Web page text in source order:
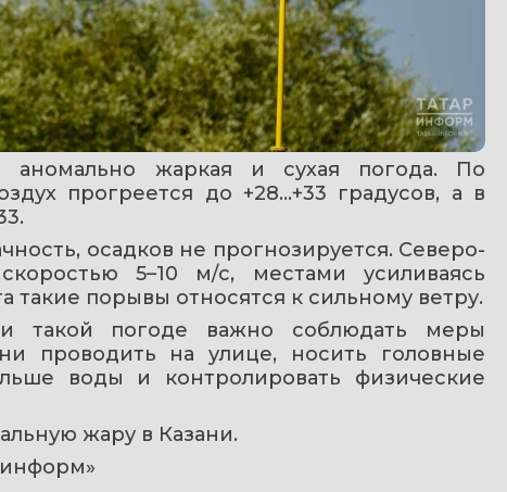
аномально жаркая и сухая погода. По
прогреется до +28…+33 градусов, а в
осадков не прогнозируется. Северо-
5–10 м/с, местами усиливаясь
порывы относятся к сильному ветру.
такой погоде важно соблюдать меры
проводить на улице, носить головные
воды и контролировать физические
жару в Казани.
информ»